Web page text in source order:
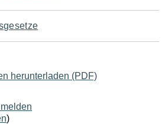
herunterladen (PDF)
)